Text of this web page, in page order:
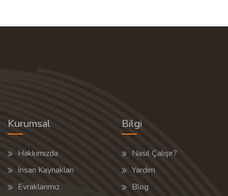
Kurumsal
Hakkımızda
İnsan Kaynakları
Evraklarımız
Bilgi
Nasıl Çalışır?
Yardım
Blog